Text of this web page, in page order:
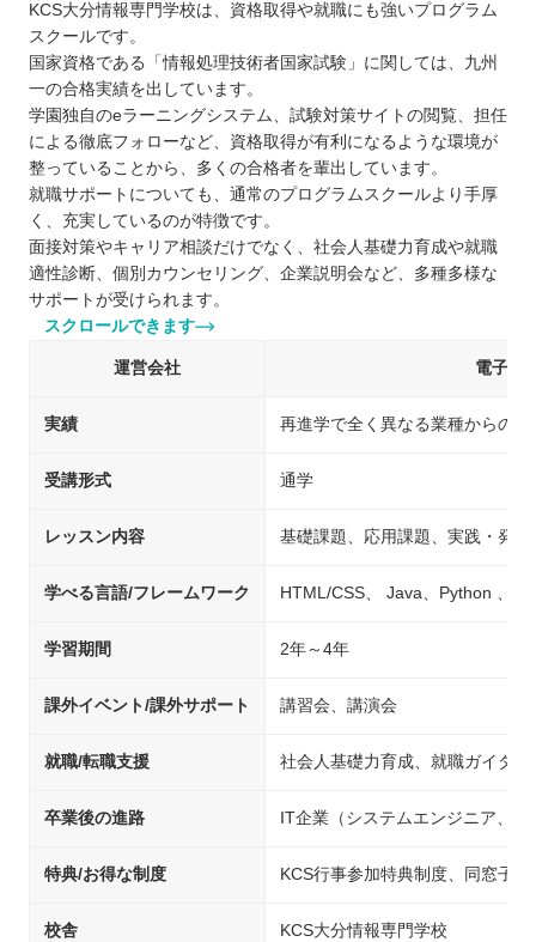
KCS大分情報専門学校は、資格取得や就職にも強いプログラム
スクールです。
国家資格である「情報処理技術者国家試験」に関しては、九州
一の合格実績を出しています。
学園独自のeラーニングシステム、試験対策サイトの閲覧、担任
による徹底フォローなど、資格取得が有利になるような環境が
整っていることから、多くの合格者を輩出しています。
就職サポートについても、通常のプログラムスクールより手厚
く、充実しているのが特徴です。
面接対策やキャリア相談だけでなく、社会人基礎力育成や就職
適性診断、個別カウンセリング、企業説明会など、多種多様な
サポートが受けられます。
スクロールできます
運営会社 電子開
実績 再進学で全く異なる業種からの就
受講形式 通学
レッスン内容 基礎課題、応用課題、実践・発
学べる言語/フレームワーク HTML/CSS、 Java、Python 、C
学習期間 2年～4年
課外イベント/課外サポート 講習会、講演会
就職/転職支援 社会人基礎力育成、就職ガイダ
卒業後の進路 IT企業（システムエンジニア、
特典/お得な制度 KCS行事参加特典制度、同窓子
校舎 KCS大分情報専門学校